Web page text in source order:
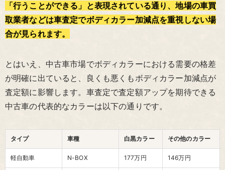
「行うことができる」と表現されている通り、地場の車買
取業者などは車査定でボディカラー加減点を重視しない場
合が見られます。
とはいえ、中古車市場でボディカラーにおける需要の格差
が明確に出ていると、良くも悪くもボディカラー加減点が
査定額に影響します。車査定で査定額アップを期待できる
中古車の代表的なカラーは以下の通りです。
タイプ 車種 白黒カラー その他のカラー
軽自動車 N-BOX 177万円 146万円